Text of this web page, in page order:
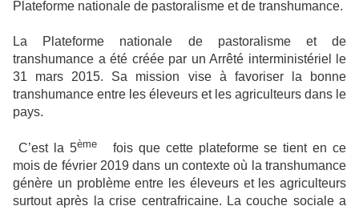
Plateforme nationale de pastoralisme et de transhumance.
La Plateforme nationale de pastoralisme et de
transhumance a été créée par un Arrêté interministériel le
31 mars 2015. Sa mission vise à favoriser la bonne
transhumance entre les éleveurs et les agriculteurs dans le
pays.
C’est la 5ème
fois que cette plateforme se tient en ce
mois de février 2019 dans un contexte où la transhumance
génère un problème entre les éleveurs et les agriculteurs
surtout après la crise centrafricaine. La couche sociale a